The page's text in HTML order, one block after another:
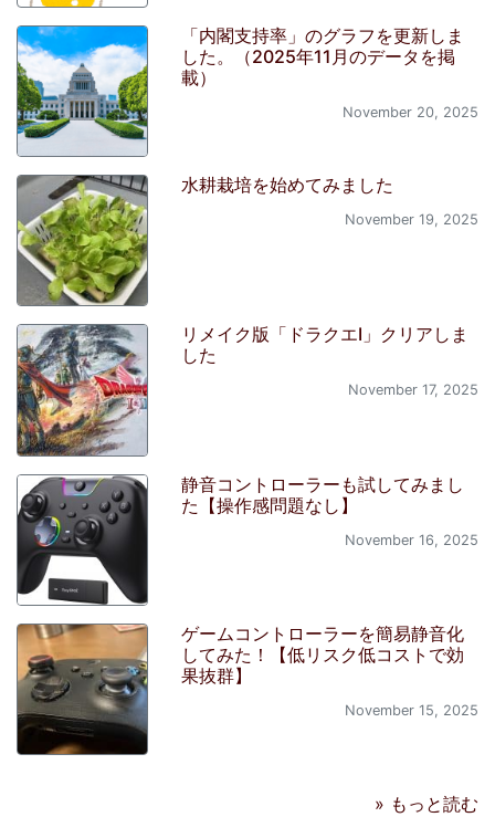
「内閣支持率」のグラフを更新しま
した。（2025年11月のデータを掲
載）
November 20, 2025
水耕栽培を始めてみました
November 19, 2025
リメイク版「ドラクエI」クリアしま
した
November 17, 2025
静音コントローラーも試してみまし
た【操作感問題なし】
November 16, 2025
ゲームコントローラーを簡易静音化
してみた！【低リスク低コストで効
果抜群】
November 15, 2025
» もっと読む